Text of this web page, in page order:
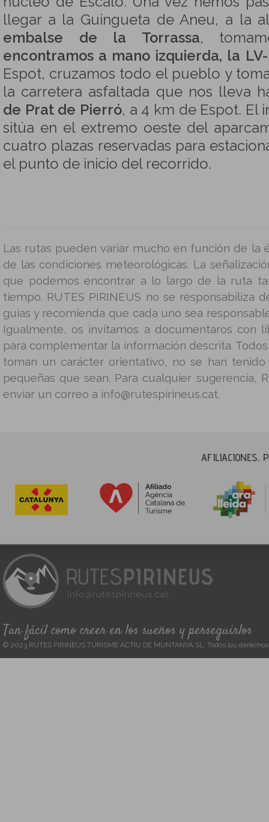
llegar a la Guingueta de Aneu, a la
embalse de la Torrassa,
encontramos a mano izquierda, la
Espot, cruzamos todo el pueblo y
la carretera asfaltada que nos lleva
de Prat de Pierró, a 4 km de Espot. El
sitúa en el extremo oeste del
cuatro plazas reservadas para
el punto de inicio del recorrido.
Las rutas pueden variar mucho en función de la
de las condiciones meteorológicas. La
que podemos encontrar a lo largo de la ruta
tiempo. RUTES PIRINEUS no se responsabiliza
guías y recomienda que cada uno sea
Igualmente, os invitamos a documentaros con
para complementar la información descrita.
toman un carácter orientativo, no se han
pequeñas que sean. Para cualquier sugerencia,
enviar un correo a info@rutespirineus.cat.
AFILIACIONES,
Tan fácil como creer en los sueños y perseguirlos
© 2023 RUTES PIRINEUS TURISME ACTIU DE MUNTANYA SL. Todos los